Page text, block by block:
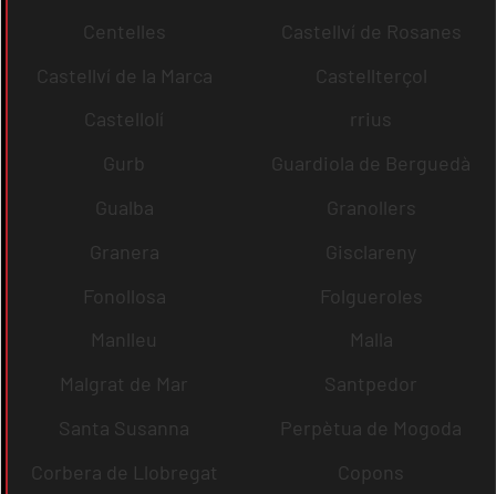
Centelles
Castellví de Rosanes
Castellví de la Marca
Castellterçol
Castellolí
rrius
Gurb
Guardiola de Berguedà
Gualba
Granollers
Granera
Gisclareny
Fonollosa
Folgueroles
Manlleu
Malla
Malgrat de Mar
Santpedor
Santa Susanna
Perpètua de Mogoda
Corbera de Llobregat
Copons